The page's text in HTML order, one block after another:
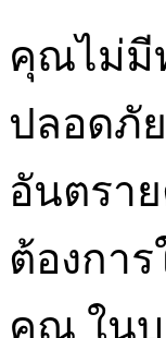
คุณไม่มี
ปลอดภั
อันตรา
ต้องกา
คุณ ใน